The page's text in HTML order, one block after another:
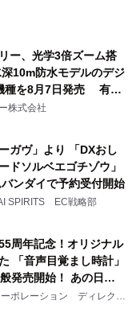
ー、光学3倍ズーム搭
10m防水モデルのデジ
種を8月7日発売 有効
用途別に選べるコンデ
株式会社
ガヴ」より 「DXおし
ドソルベエゴチゾウ」
ンダイで予約受付開始
SPIRITS EC戦略部
周年記念！オリジナル
「音声目覚まし時計」
発売開始！ あの日の
ーポレーション ディレクト